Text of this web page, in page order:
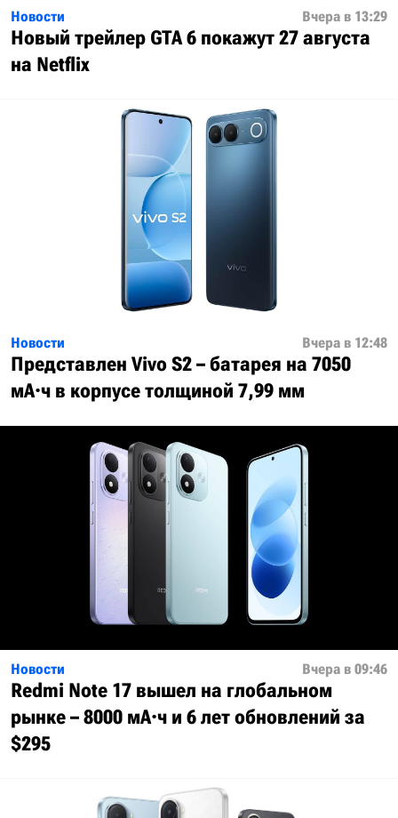
Новости Вчера в 13:29
Новый трейлер GTA 6 покажут 27 августа
на Netflix
Новости Вчера в 12:48
Представлен Vivo S2 – батарея на 7050
мА·ч в корпусе толщиной 7,99 мм
Новости Вчера в 09:46
Redmi Note 17 вышел на глобальном
рынке – 8000 мА·ч и 6 лет обновлений за
$295